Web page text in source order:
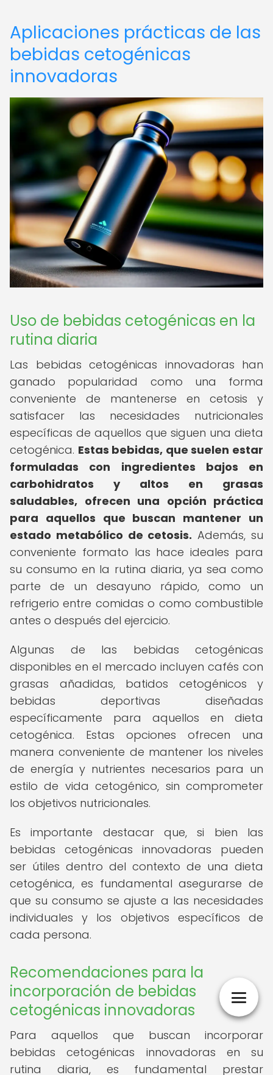
Aplicaciones prácticas de las
bebidas cetogénicas
innovadoras
Uso de bebidas cetogénicas en la
rutina diaria
Las bebidas cetogénicas innovadoras han
ganado popularidad como una forma
conveniente de mantenerse en cetosis y
satisfacer las necesidades nutricionales
específicas de aquellos que siguen una dieta
cetogénica. Estas bebidas, que suelen estar
formuladas con ingredientes bajos en
carbohidratos y altos en grasas
saludables, ofrecen una opción práctica
para aquellos que buscan mantener un
estado metabólico de cetosis. Además, su
conveniente formato las hace ideales para
su consumo en la rutina diaria, ya sea como
parte de un desayuno rápido, como un
refrigerio entre comidas o como combustible
antes o después del ejercicio.
Algunas de las bebidas cetogénicas
disponibles en el mercado incluyen cafés con
grasas añadidas, batidos cetogénicos y
bebidas deportivas diseñadas
específicamente para aquellos en dieta
cetogénica. Estas opciones ofrecen una
manera conveniente de mantener los niveles
de energía y nutrientes necesarios para un
estilo de vida cetogénico, sin comprometer
los objetivos nutricionales.
Es importante destacar que, si bien las
bebidas cetogénicas innovadoras pueden
ser útiles dentro del contexto de una dieta
cetogénica, es fundamental asegurarse de
que su consumo se ajuste a las necesidades
individuales y los objetivos específicos de
cada persona.
Recomendaciones para la
incorporación de bebidas
cetogénicas innovadoras
Para aquellos que buscan incorporar
bebidas cetogénicas innovadoras en su
rutina diaria, es fundamental prestar